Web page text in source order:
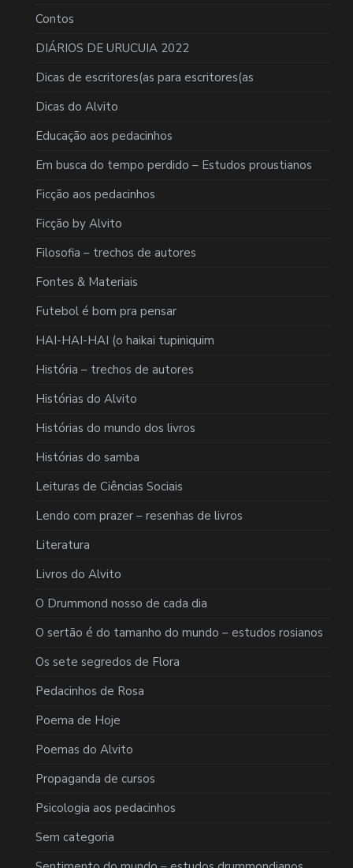
Contos
DIÁRIOS DE URUCUIA 2022
Dicas de escritores(as para escritores(as
Dicas do Alvito
Educação aos pedacinhos
Em busca do tempo perdido – Estudos proustianos
Ficção aos pedacinhos
Ficção by Alvito
Filosofia – trechos de autores
Fontes & Materiais
Futebol é bom pra pensar
HAI-HAI-HAI (o haikai tupiniquim
História – trechos de autores
Histórias do Alvito
Histórias do mundo dos livros
Histórias do samba
Leituras de Ciências Sociais
Lendo com prazer – resenhas de livros
Literatura
Livros do Alvito
O Drummond nosso de cada dia
O sertão é do tamanho do mundo – estudos rosianos
Os sete segredos de Flora
Pedacinhos de Rosa
Poema de Hoje
Poemas do Alvito
Propaganda de cursos
Psicologia aos pedacinhos
Sem categoria